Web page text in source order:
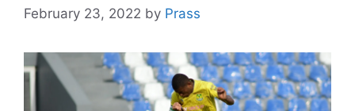
February 23, 2022 by Prass